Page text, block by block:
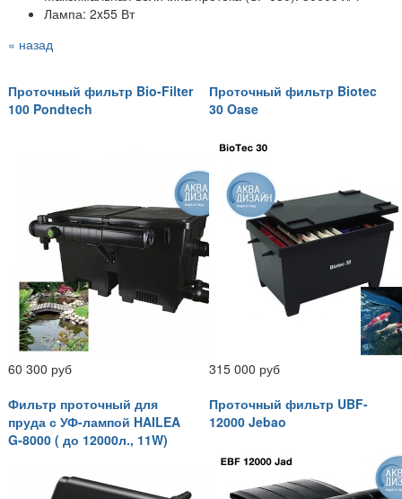
Лампа: 2x55 Вт
« назад
Проточный фильтр Bio-Filter
100 Pondtech
60 300 руб
Проточный фильтр Biotec
30 Oase
315 000 руб
Фильтр проточный для
пруда с УФ-лампой HAILEA
G-8000 ( до 12000л., 11W)
Проточный фильтр UBF-
12000 Jebao